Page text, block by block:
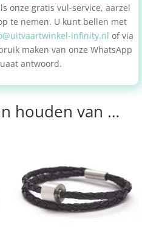
onze gratis vul-service, aarzel
te nemen. U kunt bellen met
infinity.nl of via
maken van onze WhatsApp
antwoord.
houden van …